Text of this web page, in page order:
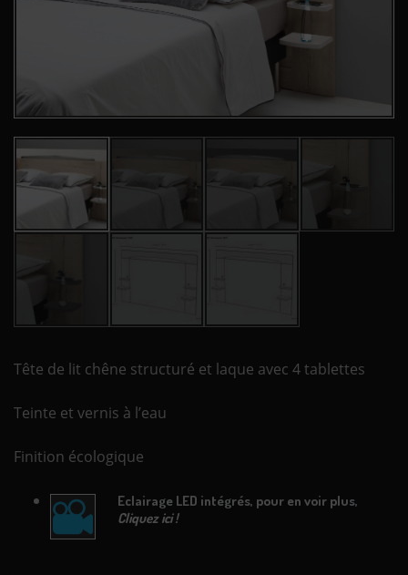
Tête de lit chêne structuré et laque avec 4 tablettes
Teinte et vernis à l’eau
Finition écologique
Eclairage LED intégrés, pour en voir plus,
Cliquez ici !